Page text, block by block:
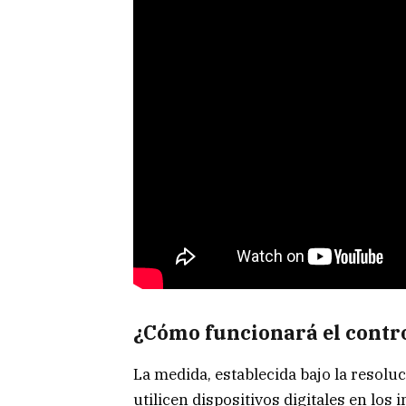
¿Cómo funcionará el
La medida, establecida bajo la
utilicen dispositivos digitales en los